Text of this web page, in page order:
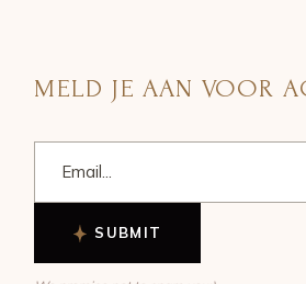
MELD JE AAN VOOR
SUBMIT